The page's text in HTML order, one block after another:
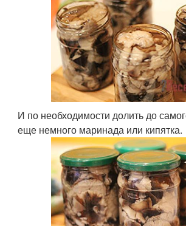
И по необходимости долить до
еще немного маринада или кипятка.